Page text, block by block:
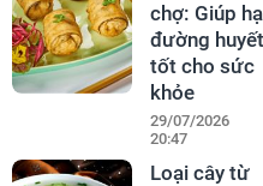
chợ: Giúp hạ
đường
tốt cho sức
khỏe
29/07/2026
20:47
Loại cây từ